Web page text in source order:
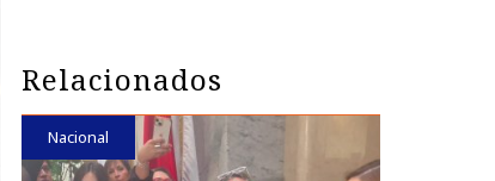
Relacionados
Nacional